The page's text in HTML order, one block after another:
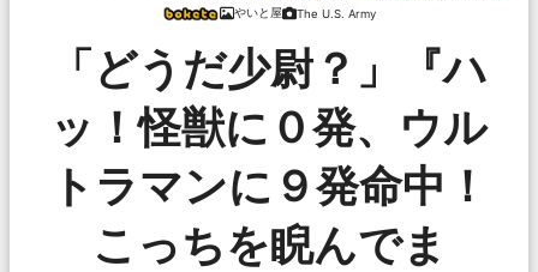
やいと屋 The U.S. Army
「どうだ少尉？」『ハ
ッ！怪獣に０発、ウル
トラマンに９発命中！
こっちを睨んでま